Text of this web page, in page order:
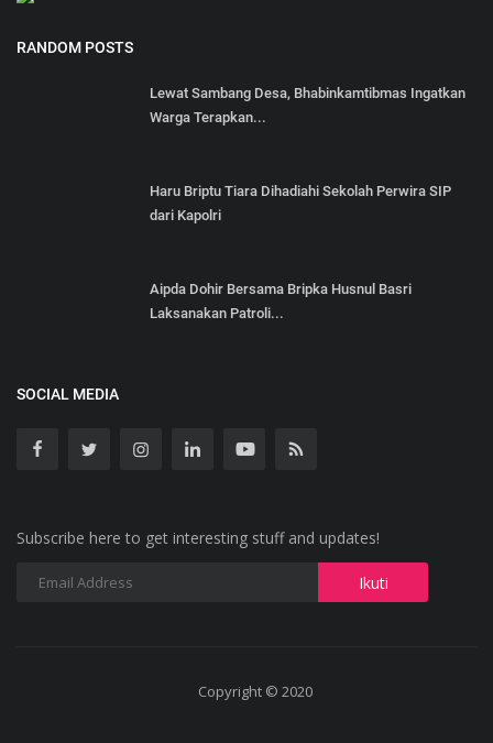
RANDOM POSTS
Lewat Sambang Desa, Bhabinkamtibmas Ingatkan
Warga Terapkan...
Haru Briptu Tiara Dihadiahi Sekolah Perwira SIP
dari Kapolri
Aipda Dohir Bersama Bripka Husnul Basri
Laksanakan Patroli...
SOCIAL MEDIA
Subscribe here to get interesting stuff and updates!
Copyright © 2020